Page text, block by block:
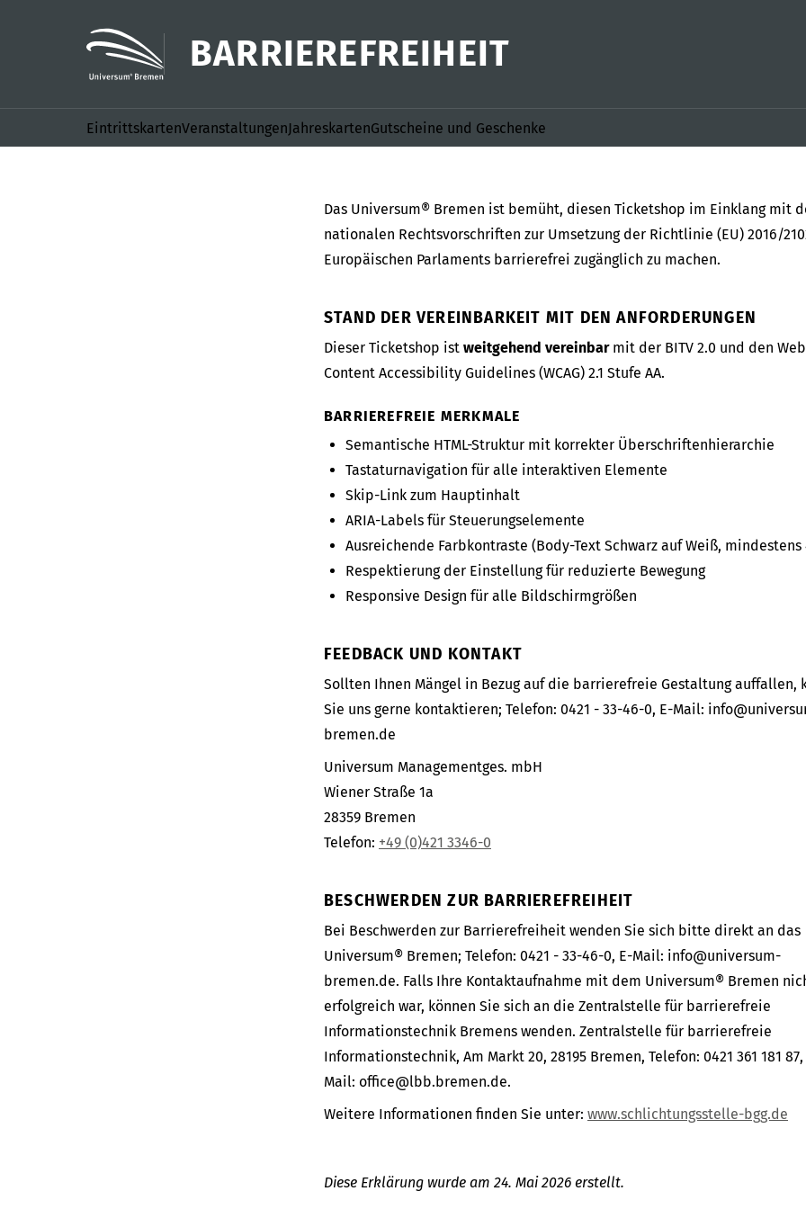
BARRIEREFREIHEIT
EintrittskartenVeranstaltungenJahreskartenGutscheine und Geschenke
Das Universum® Bremen ist bemüht, diesen Ticketshop im Einklang mit
nationalen Rechtsvorschriften zur Umsetzung der Richtlinie (EU) 2016/
Europäischen Parlaments barrierefrei zugänglich zu machen.
STAND DER VEREINBARKEIT MIT DEN ANFORDERUNGEN
Dieser Ticketshop ist weitgehend vereinbarmit der BITV 2.0 und den Web
Content Accessibility Guidelines (WCAG) 2.1 Stufe AA.
BARRIEREFREIE MERKMALE
Semantische HTML-Struktur mit korrekter Überschriftenhierarchie
Tastaturnavigation für alle interaktiven Elemente
Skip-Link zum Hauptinhalt
ARIA-Labels für Steuerungselemente
Ausreichende Farbkontraste (Body-Text Schwarz auf Weiß, mindestens
Respektierung der Einstellung für reduzierte Bewegung
Responsive Design für alle Bildschirmgrößen
FEEDBACK UND KONTAKT
Sollten Ihnen Mängel in Bezug auf die barrierefreie Gestaltung auffallen,
Sie uns gerne kontaktieren; Telefon: 0421 - 33-46-0, E-Mail:
bremen.de
Universum Managementges. mbH
Wiener Straße 1a
28359 Bremen
Telefon: +49 (0)421 3346-0
BESCHWERDEN ZUR BARRIEREFREIHEIT
Bei Beschwerden zur Barrierefreiheit wenden Sie sich bitte direkt an das
Universum® Bremen; Telefon: 0421 - 33-46-0, E-Mail: info@universum-
bremen.de. Falls Ihre Kontaktaufnahme mit dem Universum® Bremen
erfolgreich war, können Sie sich an die Zentralstelle für barrierefreie
Informationstechnik Bremens wenden. Zentralstelle für barrierefreie
Informationstechnik, Am Markt 20, 28195 Bremen, Telefon: 0421 361 181 87,
Mail: office@lbb.bremen.de.
Weitere Informationen finden Sie unter: www.schlichtungsstelle-bgg.de
Diese Erklärung wurde am 24. Mai 2026 erstellt.